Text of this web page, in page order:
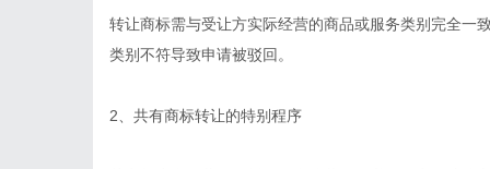
转让商标需与受让方实际经营的商品或服务类别完全一
类别不符导致申请被驳回。
2、共有商标转让的特别程序